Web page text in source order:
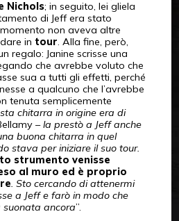
Nichols; in seguito, lei gliela
di Jeff era stato
non aveva altre
in tour. Alla fine, però,
regalo: Janine scrisse una
che avrebbe voluto che
sua a tutti gli effetti, perché
a qualcuno che l’avrebbe
tenuta semplicemente
chitarra in origine era di
–la prestò a Jeff anche
buona chitarra in quel
stava per iniziare il suo tour.
strumento venisse
al muro ed è proprio
. Sto cercando di attenermi
a Jeff e farò in modo che
ancora”.